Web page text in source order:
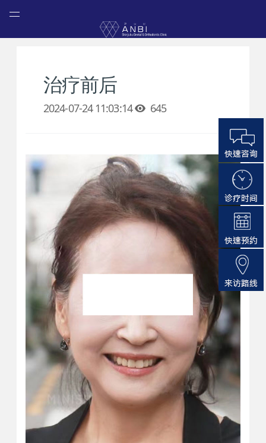
治疗前后
2024-07-24 11:03:14 645